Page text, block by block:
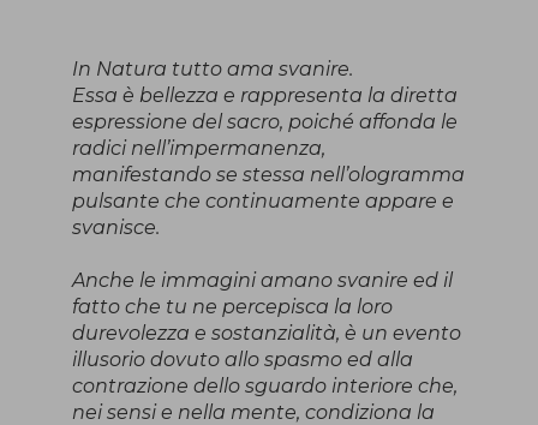
In Natura tutto ama svanire.
Essa è bellezza e rappresenta la diretta
espressione del sacro, poiché affonda le
radici nell’impermanenza,
manifestando se stessa nell’ologramma
pulsante che continuamente appare e
svanisce.
Anche le immagini amano svanire ed il
fatto che tu ne percepisca la loro
durevolezza e sostanzialità, è un evento
illusorio dovuto allo spasmo ed alla
contrazione dello sguardo interiore che,
nei sensi e nella mente, condiziona la